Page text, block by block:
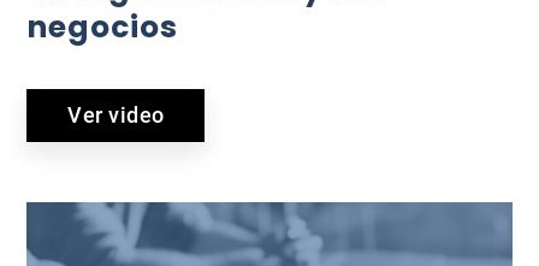
negocios
Ver video